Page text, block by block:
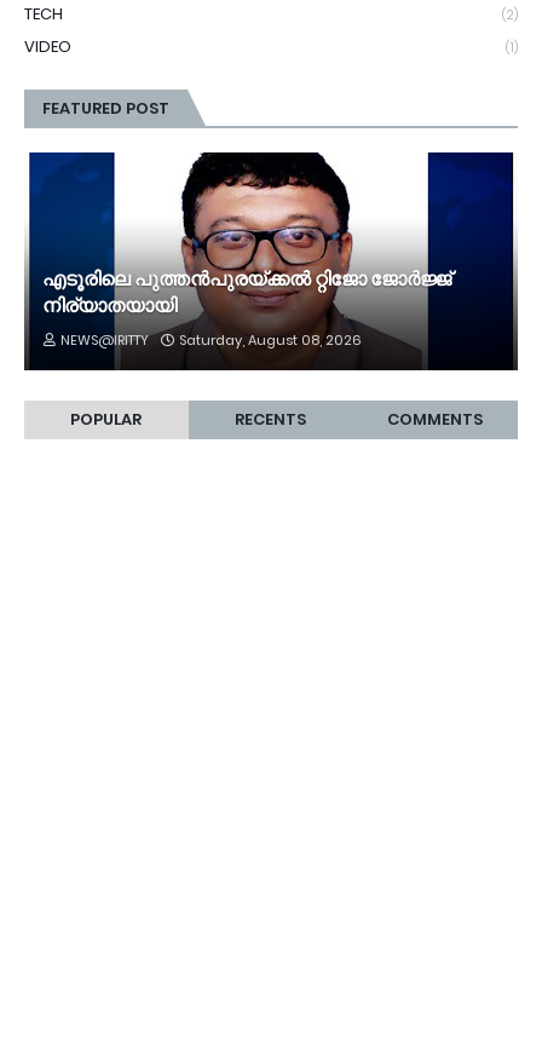
TECH (2)
VIDEO (1)
FEATURED POST
എടൂരിലെ പുത്തൻപുരയ്ക്കൽ റ്റിജോ ജോർജ്ജ്
നിര്യാതയായി
NEWS@IRITTY Saturday, August 08, 2026
POPULAR RECENTS COMMENTS